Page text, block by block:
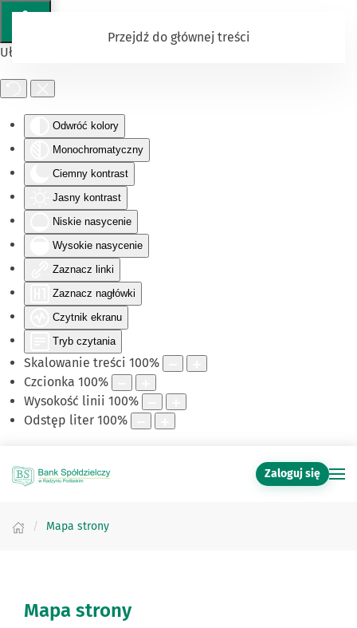
Ułatwienia dostępu
Odwróć kolory
Monochromatyczny
Ciemny kontrast
Jasny kontrast
Niskie nasycenie
Wysokie nasycenie
Zaznacz linki
Zaznacz nagłówki
Czytnik ekranu
Tryb czytania
Skalowanie treści 100%
Czcionka 100%
Wysokość linii 100%
Odstęp liter 100%
Przejdź do głównej treści
Zaloguj się
Mapa strony
Mapa strony